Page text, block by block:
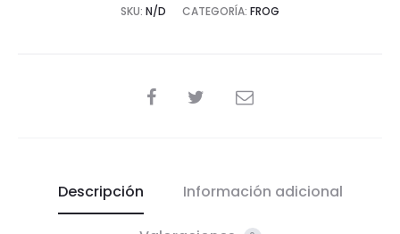
SKU: N/D CATEGORÍA: FROG
Descripción Información adicional